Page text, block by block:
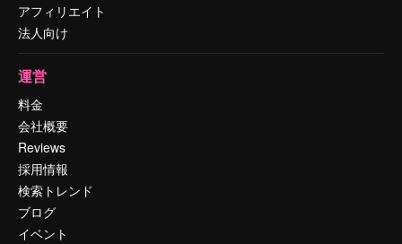
アフィリエイト
法人向け
運営
料金
会社概要
Reviews
採用情報
検索トレンド
ブログ
イベント